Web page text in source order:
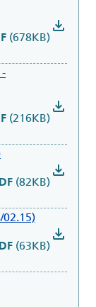
(678KB)
download
(216KB)
download
(82KB)
download
(63KB)
download